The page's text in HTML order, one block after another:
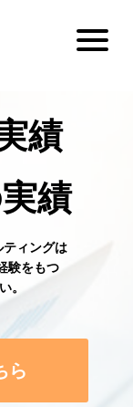
績
績
ティングは
験をもつ
。
ら